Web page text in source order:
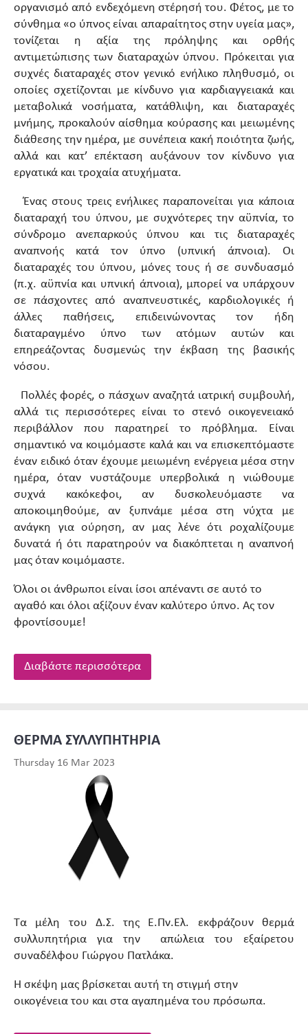
οργανισμό από ενδεχόμενη στέρησή του. Φέτος, με το
σύνθημα «ο ύπνος είναι απαραίτητος στην υγεία μας»,
τονίζεται η αξία της πρόληψης και ορθής
αντιμετώπισης των διαταραχών ύπνου. Πρόκειται για
συχνές διαταραχές στον γενικό ενήλικο πληθυσμό, οι
οποίες σχετίζονται με κίνδυνο για καρδιαγγειακά και
μεταβολικά νοσήματα, κατάθλιψη, και διαταραχές
μνήμης, προκαλούν αίσθημα κούρασης και μειωμένης
διάθεσης την ημέρα, με συνέπεια κακή ποιότητα ζωής,
αλλά και κατ’ επέκταση αυξάνουν τον κίνδυνο για
εργατικά και τροχαία ατυχήματα.
Ένας στους τρεις ενήλικες παραπονείται για κάποια
διαταραχή του ύπνου, με συχνότερες την αϋπνία, το
σύνδρομο ανεπαρκούς ύπνου και τις διαταραχές
αναπνοής κατά τον ύπνο (υπνική άπνοια). Οι
διαταραχές του ύπνου, μόνες τους ή σε συνδυασμό
(π.χ. αϋπνία και υπνική άπνοια), μπορεί να υπάρχουν
σε πάσχοντες από αναπνευστικές, καρδιολογικές ή
άλλες παθήσεις, επιδεινώνοντας τον ήδη
διαταραγμένο ύπνο των ατόμων αυτών και
επηρεάζοντας δυσμενώς την έκβαση της βασικής
νόσου.
Πολλές φορές, ο πάσχων αναζητά ιατρική συμβουλή,
αλλά τις περισσότερες είναι το στενό οικογενειακό
περιβάλλον που παρατηρεί το πρόβλημα. Είναι
σημαντικό να κοιμόμαστε καλά και να επισκεπτόμαστε
έναν ειδικό όταν έχουμε μειωμένη ενέργεια μέσα στην
ημέρα, όταν νυστάζουμε υπερβολικά η νιώθουμε
συχνά κακόκεφοι, αν δυσκολευόμαστε να
αποκοιμηθούμε, αν ξυπνάμε μέσα στη νύχτα με
ανάγκη για ούρηση, αν μας λένε ότι ροχαλίζουμε
δυνατά ή ότι παρατηρούν να διακόπτεται η αναπνοή
μας όταν κοιμόμαστε.
Όλοι οι άνθρωποι είναι ίσοι απέναντι σε αυτό το
αγαθό και όλοι αξίζουν έναν καλύτερο ύπνο. Ας τον
φροντίσουμε!
Διαβάστε περισσότερα
ΘΕΡΜΑ ΣΥΛΛΥΠΗΤΗΡΙΑ
Thursday 16 Mar 2023
Τα μέλη του Δ.Σ. της Ε.Πν.Ελ. εκφράζουν θερμά
συλλυπητήρια για την απώλεια του εξαίρετου
συναδέλφου Γιώργου Πατλάκα.
Η σκέψη μας βρίσκεται αυτή τη στιγμή στην
οικογένεια του και στα αγαπημένα του πρόσωπα.